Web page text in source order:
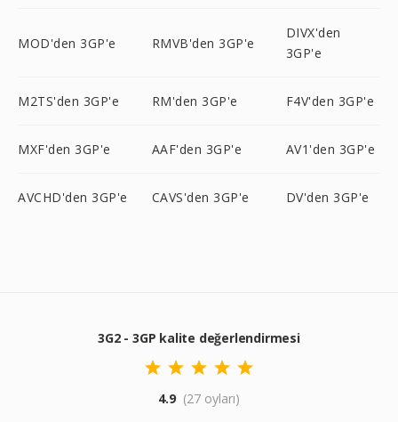
MOD'den 3GP'e RMVB'den 3GP'e
DIVX'den
3GP'e
M2TS'den 3GP'e RM'den 3GP'e F4V'den 3GP'e
MXF'den 3GP'e AAF'den 3GP'e AV1'den 3GP'e
AVCHD'den 3GP'e CAVS'den 3GP'e DV'den 3GP'e
3G2 - 3GP kalite değerlendirmesi
4.9 (27 oyları)